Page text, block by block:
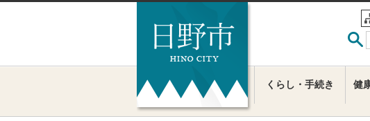
くらし・手続き
健